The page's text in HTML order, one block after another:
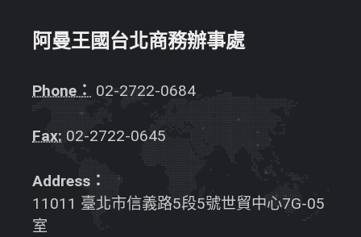
阿曼王國台北商務辦事處
Phone： 02-2722-0684
Fax: 02-2722-0645
Address：
11011 臺北市信義路5段5號世貿中心7G-05
室